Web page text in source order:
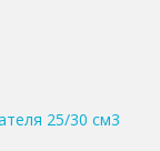
25/30 см3